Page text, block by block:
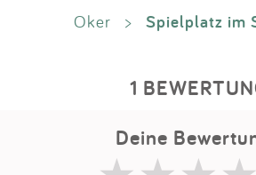
Oker
> Spielplatz im
1
Deine